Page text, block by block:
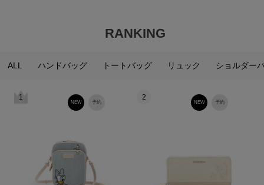
RANKING
ALL ハンドバッグ トートバッグ リュック ショルダー
1
予約
NEW
2
予約
NEW